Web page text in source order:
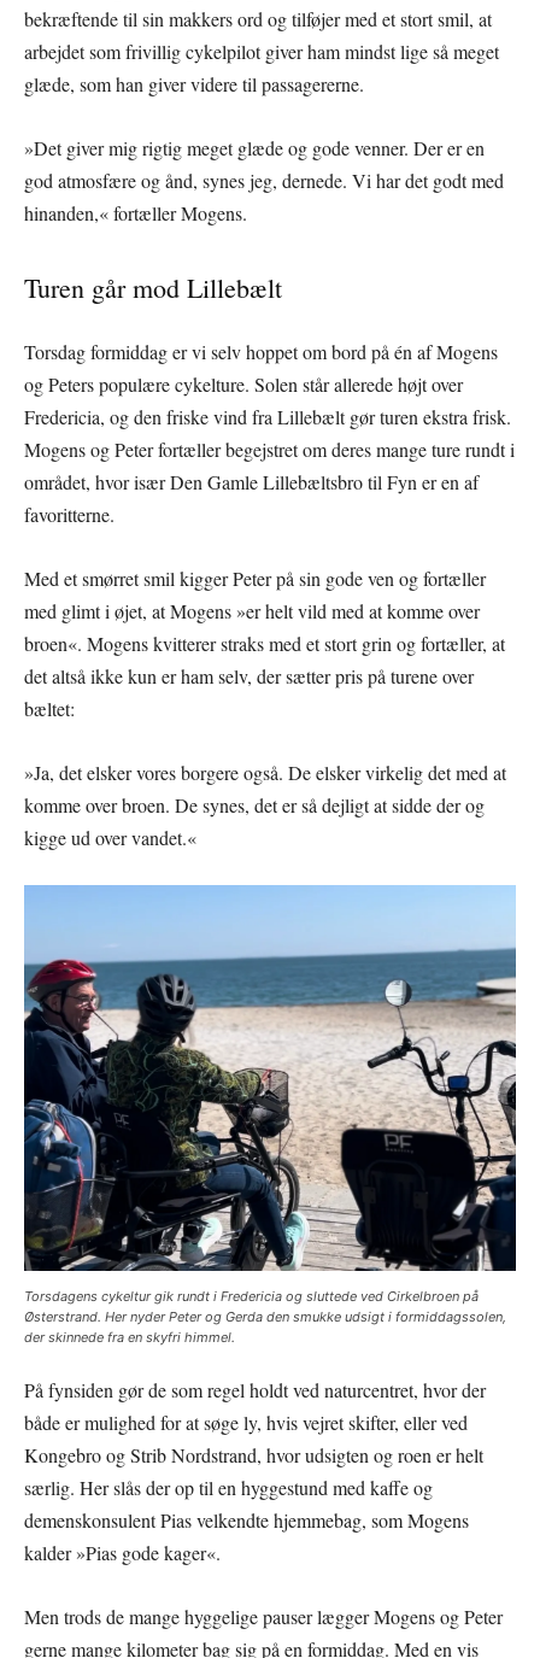
bekræftende til sin makkers ord og tilføjer med et stort smil, at
arbejdet som frivillig cykelpilot giver ham mindst lige så meget
glæde, som han giver videre til passagererne.
»Det giver mig rigtig meget glæde og gode venner. Der er en
god atmosfære og ånd, synes jeg, dernede. Vi har det godt med
hinanden,« fortæller Mogens.
Turen går mod Lillebælt
Torsdag formiddag er vi selv hoppet om bord på én af Mogens
og Peters populære cykelture. Solen står allerede højt over
Fredericia, og den friske vind fra Lillebælt gør turen ekstra frisk.
Mogens og Peter fortæller begejstret om deres mange ture rundt i
området, hvor især Den Gamle Lillebæltsbro til Fyn er en af
favoritterne.
Med et smørret smil kigger Peter på sin gode ven og fortæller
med glimt i øjet, at Mogens »er helt vild med at komme over
broen«. Mogens kvitterer straks med et stort grin og fortæller, at
det altså ikke kun er ham selv, der sætter pris på turene over
bæltet:
»Ja, det elsker vores borgere også. De elsker virkelig det med at
komme over broen. De synes, det er så dejligt at sidde der og
kigge ud over vandet.«
Torsdagens cykeltur gik rundt i Fredericia og sluttede ved Cirkelbroen på
Østerstrand. Her nyder Peter og Gerda den smukke udsigt i formiddagssolen,
der skinnede fra en skyfri himmel.
På fynsiden gør de som regel holdt ved naturcentret, hvor der
både er mulighed for at søge ly, hvis vejret skifter, eller ved
Kongebro og Strib Nordstrand, hvor udsigten og roen er helt
særlig. Her slås der op til en hyggestund med kaffe og
demenskonsulent Pias velkendte hjemmebag, som Mogens
kalder »Pias gode kager«.
Men trods de mange hyggelige pauser lægger Mogens og Peter
gerne mange kilometer bag sig på en formiddag. Med en vis